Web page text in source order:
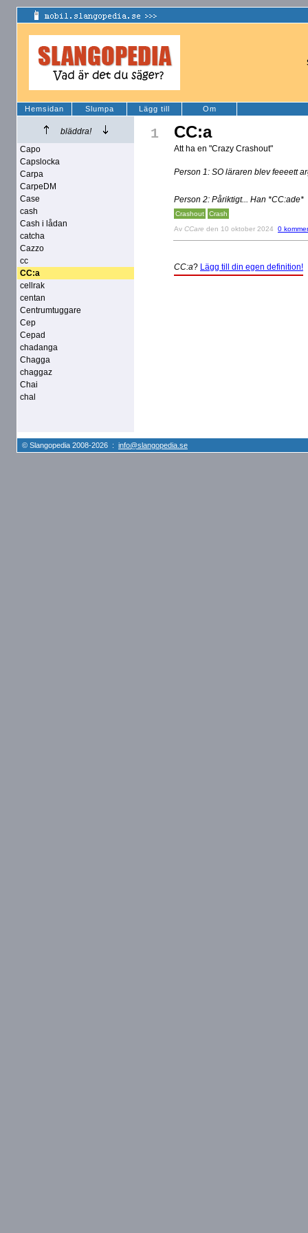
Hemsidan Slumpa Lägg till Om
bläddra!
Capo
Capslocka
Carpa
CarpeDM
Case
cash
Cash i lådan
catcha
Cazzo
cc
CC:a
cellrak
centan
Centrumtuggare
Cep
Cepad
chadanga
Chagga
chaggaz
Chai
chal
1 CC:a
Att ha en "Crazy Crashout"
Person 1: SO läraren blev feeeett
Person 2: Påriktigt... Han *CC:ade*
Crashout Crash
Av CCare den 10 oktober 2024 0
CC:a? Lägg till din egen definition!
© Slangopedia 2008-2026 : info@slangopedia.se